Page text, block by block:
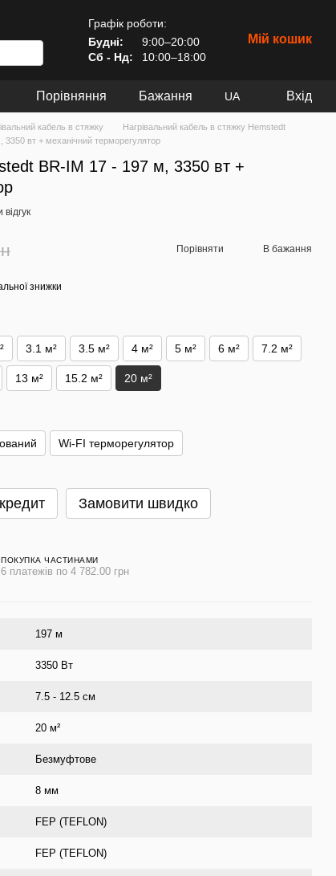
Графік роботи:
Будні:
9:00–20:00
Сб - Нд:
10:00–18:00
Мій кошик
Порівняння Бажання UA Вхід
кабель в стяжку
Нагрівальний кабель в стяжку Hemstedt
вт + механічний терморегулятор
BR-IM 17 - 197 м, 3350 вт +
Порівняти В бажання
знижки
3.1 м² 3.5 м² 4 м² 5 м² 6 м² 7.2 м²
13 м² 15.2 м² 20 м²
Wi-FI терморегулятор
Замовити швидко
ПОКУПКА ЧАСТИНАМИ
6 платежів по 4 782.00 грн
197 м
3350 Вт
7.5 - 12.5 см
20 м²
Безмуфтове
8 мм
FEP (TEFLON)
FEP (TEFLON)